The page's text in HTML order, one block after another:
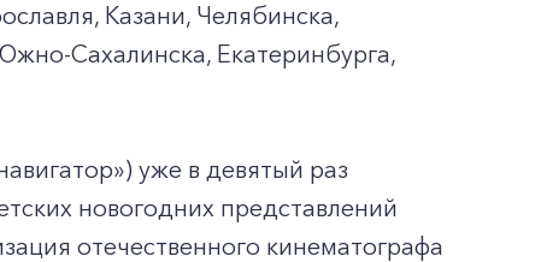
Казани, Челябинска,
Сахалинска, Екатеринбурга,
уже в девятый раз
новогодних представлений
отечественного кинематографа